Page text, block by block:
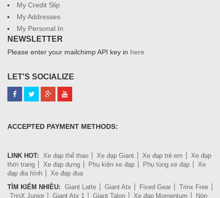
My Credit Slip
My Addresses
My Personal In
NEWSLETTER
Please enter your mailchimp API key in here
LET'S SOCIALIZE
ACCEPTED PAYMENT METHODS:
LINK HOT: Xe đạp thể thao Xe đạp Giant Xe đạp trẻ em
Xe đạp
thời trang
Xe đạp dựng Phụ kiện xe đạp Phụ tùng xe đạp
Xe
đạp địa hình
Xe đạp đua
TÌM KIẾM NHIỀU:
Giant Latte Giant Atx Fixed Gear
Trinx Free
TrinX Junior
Giant Atx 1 Giant Talon Xe đạp Momentum Nón